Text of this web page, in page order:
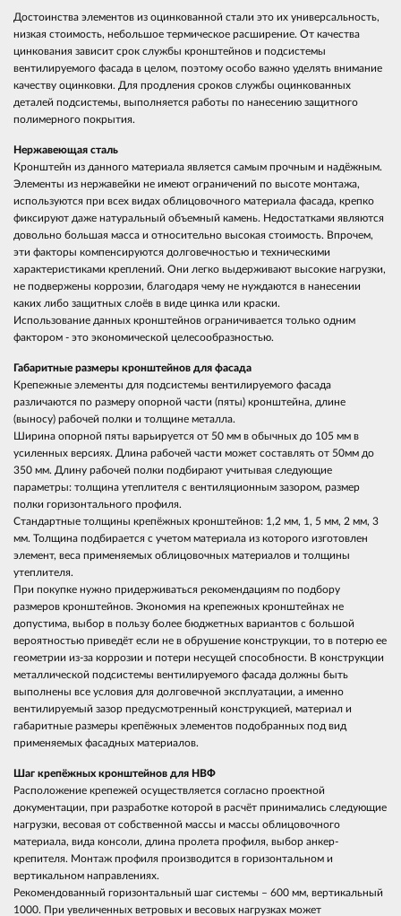
Достоинства элементов из оцинкованной стали это их универсальность,
низкая стоимость, небольшое термическое расширение. От качества
цинкования зависит срок службы кронштейнов и подсистемы
вентилируемого фасада в целом, поэтому особо важно уделять внимание
качеству оцинковки. Для продления сроков службы оцинкованных
деталей подсистемы, выполняется работы по нанесению защитного
полимерного покрытия.
Нержавеющая сталь
Кронштейн из данного материала является самым прочным и надёжным.
Элементы из нержавейки не имеют ограничений по высоте монтажа,
используются при всех видах облицовочного материала фасада, крепко
фиксируют даже натуральный объемный камень. Недостатками являются
довольно большая масса и относительно высокая стоимость. Впрочем,
эти факторы компенсируются долговечностью и техническими
характеристиками креплений. Они легко выдерживают высокие нагрузки,
не подвержены коррозии, благодаря чему не нуждаются в нанесении
каких либо защитных слоёв в виде цинка или краски.
Использование данных кронштейнов ограничивается только одним
фактором - это экономической целесообразностью.
Габаритные размеры кронштейнов для фасада
Крепежные элементы для подсистемы вентилируемого фасада
различаются по размеру опорной части (пяты) кронштейна, длине
(выносу) рабочей полки и толщине металла.
Ширина опорной пяты варьируется от 50 мм в обычных до 105 мм в
усиленных версиях. Длина рабочей части может составлять от 50мм до
350 мм. Длину рабочей полки подбирают учитывая следующие
параметры: толщина утеплителя с вентиляционным зазором, размер
полки горизонтального профиля.
Стандартные толщины крепёжных кронштейнов: 1,2 мм, 1, 5 мм, 2 мм, 3
мм. Толщина подбирается с учетом материала из которого изготовлен
элемент, веса применяемых облицовочных материалов и толщины
утеплителя.
При покупке нужно придерживаться рекомендациям по подбору
размеров кронштейнов. Экономия на крепежных кронштейнах не
допустима, выбор в пользу более бюджетных вариантов с большой
вероятностью приведёт если не в обрушение конструкции, то в потерю ее
геометрии из-за коррозии и потери несущей способности. В конструкции
металлической подсистемы вентилируемого фасада должны быть
выполнены все условия для долговечной эксплуатации, а именно
вентилируемый зазор предусмотренный конструкцией, материал и
габаритные размеры крепёжных элементов подобранных под вид
применяемых фасадных материалов.
Шаг крепёжных кронштейнов для НВФ
Расположение крепежей осуществляется согласно проектной
документации, при разработке которой в расчёт принимались следующие
нагрузки, весовая от собственной массы и массы облицовочного
материала, вида консоли, длина пролета профиля, выбор анкер-
крепителя. Монтаж профиля производится в горизонтальном и
вертикальном направлениях.
Рекомендованный горизонтальный шаг системы – 600 мм, вертикальный
1000. При увеличенных ветровых и весовых нагрузках может